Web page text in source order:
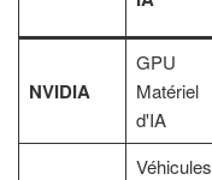
NVIDIA
GPU
Matériel
d'IA
Véhicules